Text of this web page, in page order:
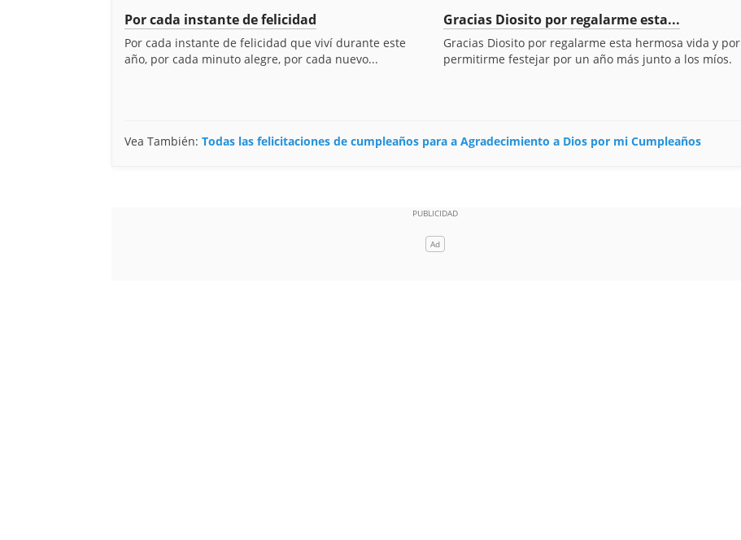
Por cada instante de felicidad
Por cada instante de felicidad que viví durante este
año, por cada minuto alegre, por cada nuevo...
Gracias Diosito por regalarme esta...
Gracias Diosito por regalarme esta hermosa vida y por
permitirme festejar por un año más junto a los míos.
Vea También: Todas las felicitaciones de cumpleaños para a Agradecimiento a Dios por mi Cumpleaños